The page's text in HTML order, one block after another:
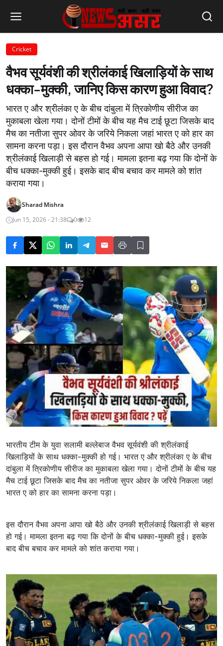
Cricket
वैभव सूर्यवंशी की श्रीलंकाई खिलाड़ियों के साथ
धक्का-मुक्की, जानिए किस कारण हुआ विवाद?
भारत ए और श्रीलंका ए के बीच दांबुला में त्रिकोणीय सीरीज का
मुकाबला खेला गया। दोनों टीमों के बीच यह मैच टाई छूटा जिसके बाद
मैच का नतीजा सुपर ओवर के जरिये निकला जहां भारत ए को हार का
सामना करना पड़ा। इस दौरान वैभव अपना आपा खो बैठे और उनकी
श्रीलंकाई खिलाड़ी से बहस हो गई। मामला इतना बढ़ गया कि दोनों के
बीच धक्का-मुक्की हुई। इसके बाद बीच बचाव कर मामले को शांत
कराया गया।
Sharad Mishra
Jun 15, 2026 - 21:38
0 12
भारतीय टीम के युवा सलामी बल्लेबाज वैभव सूर्यवंशी की श्रीलंकाई
खिलाड़ियों के साथ धक्का-मुक्की हो गई। भारत ए और श्रीलंका ए के बीच
दांबुला में त्रिकोणीय सीरीज का मुकाबला खेला गया। दोनों टीमों के बीच यह
मैच टाई छूटा जिसके बाद मैच का नतीजा सुपर ओवर के जरिये निकला जहां
भारत ए को हार का सामना करना पड़ा।
इस दौरान वैभव अपना आपा खो बैठे और उनकी श्रीलंकाई खिलाड़ी से बहस
हो गई। मामला इतना बढ़ गया कि दोनों के बीच धक्का-मुक्की हुई। इसके
बाद बीच बचाव कर मामले को शांत कराया गया।